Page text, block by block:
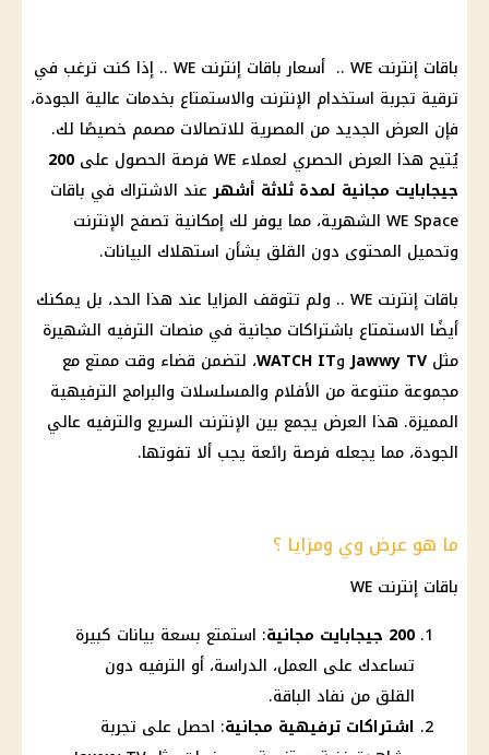
باقات إنترنت أسعار باقات إنترنت
WE .. إذا كنت ترغب في
ترقية تجربة استخدام الإنترنت والاستمتاع بخدمات عالية الجودة،
فإن العرض الجديد من المصرية للاتصالات مصمم خصيصًا لك.
يُتيح هذا العرض الحصري لعملاء WE فرصة الحصول على
200
جيجابايت مجانية لمدة ثلاثة أشهرعند الاشتراك في باقات
WE Space الشهرية، مما يوفر لك إمكانية تصفح الإنترنت
وتحميل المحتوى دون القلق بشأن استهلاك البيانات.
باقات إنترنت
WE .. ولم تتوقف المزايا عند هذا الحد، بل يمكنك
أيضًا الاستمتاع باشتراكات مجانية في منصات الترفيه الشهيرة
مثل Jawwy TVوWATCH IT، لتضمن قضاء وقت ممتع مع
مجموعة متنوعة من الأفلام والمسلسلات والبرامج الترفيهية
المميزة. هذا العرض يجمع بين الإنترنت السريع والترفيه عالي
الجودة، مما يجعله فرصة رائعة يجب ألا تفوتها.
ما هو عرض وي ومزايا ؟
باقات إنترنت
200 جيجابايت مجانية
: استمتع بسعة بيانات كبيرة
تساعدك على العمل، الدراسة، أو الترفيه دون
القلق من نفاد الباقة.
اشتراكات ترفيهية مجانية: احصل على تجربة